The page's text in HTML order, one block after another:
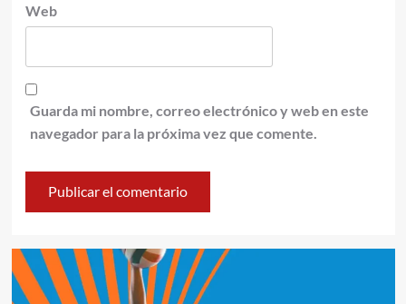
Web
Guarda mi nombre, correo electrónico y web en este
navegador para la próxima vez que comente.